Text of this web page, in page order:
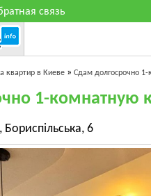
связь
квартир в Киеве » Сдам долгосрочно 1-
1-комнатную
6